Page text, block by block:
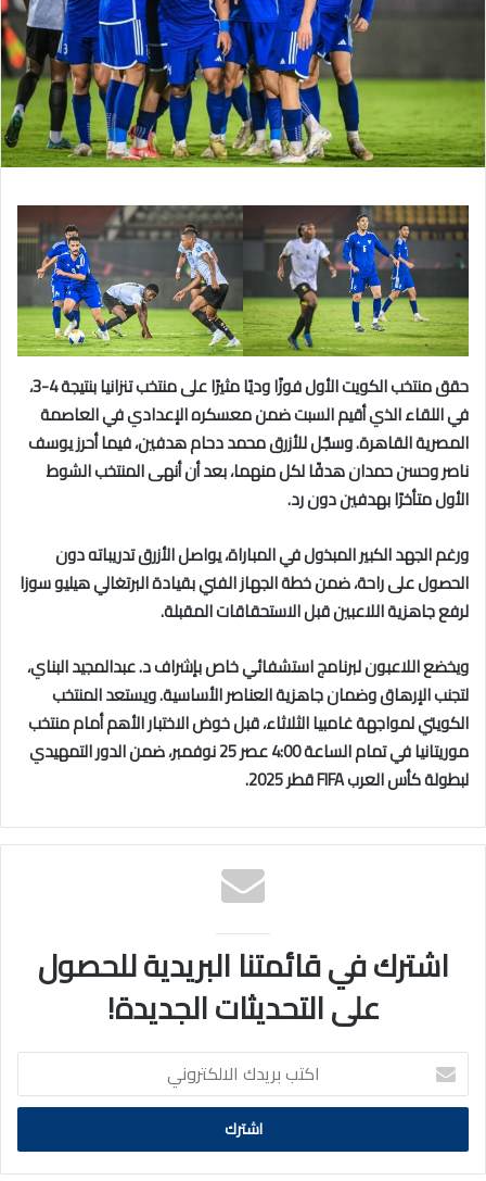
حقق منتخب الكويت الأول فوزًا وديًا مثيرًا على منتخب تنزانيا بنتيجة 4-3،
في اللقاء الذي أقيم السبت ضمن معسكره الإعدادي في العاصمة
المصرية القاهرة.وسجّل للأزرق محمد دحام هدفين، فيما أحرز يوسف
ناصر وحسن حمدان هدفًا لكل منهما، بعد أن أنهى المنتخب الشوط
الأول متأخرًا بهدفين دون رد.
ورغم الجهد الكبير المبذول في المباراة، يواصل الأزرق تدريباته دون
الحصول على راحة، ضمن خطة الجهاز الفني بقيادة البرتغالي هيليو سوزا
لرفع جاهزية اللاعبين قبل الاستحقاقات المقبلة.
ويخضع اللاعبون لبرنامج استشفائي خاص بإشراف د. عبدالمجيد البناي،
لتجنب الإرهاق وضمان جاهزية العناصر الأساسية.ويستعد المنتخب
الكويتي لمواجهة غامبيا الثلاثاء، قبل خوض الاختبار الأهم أمام منتخب
موريتانيا في تمام الساعة 4:00 عصر 25 نوفمبر، ضمن الدور التمهيدي
لبطولة كأس العربFIFAقطر 2025.
اشترك في قائمتنا البريدية للحصول
على التحديثات الجديدة!
اكتب
بريدك
الالكتروني